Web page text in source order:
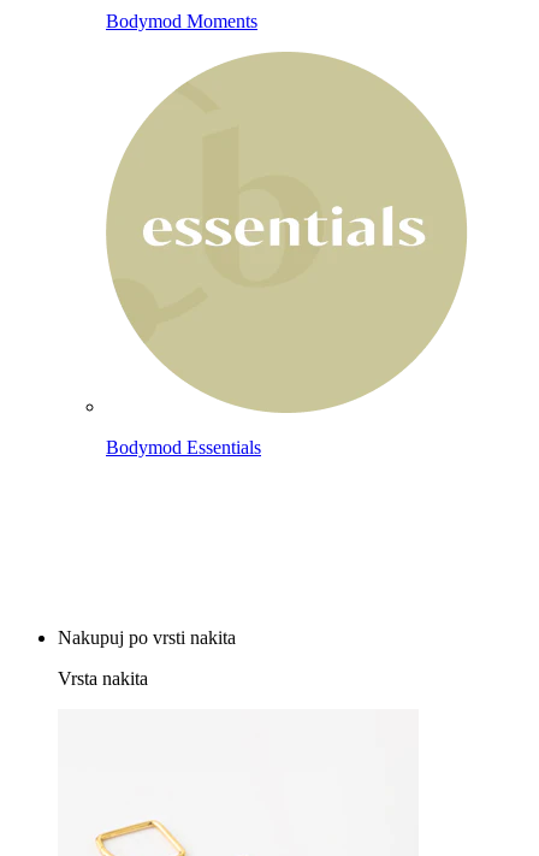
Bodymod Moments
Bodymod Essentials
Nakupuj po vrsti nakita
Vrsta nakita